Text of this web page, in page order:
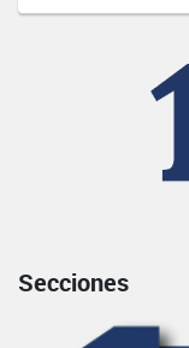
Secciones